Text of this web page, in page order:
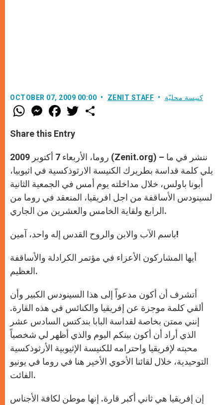
OCTOBER 07, 2009 00:00 ZENIT STAFF كنيسة محليّة
W
h
t
s
p
p
M
e
s
e
g
e
r
F
a
e
b
o
k
w
r
Share this Entry
روما، الأربعاء 7 أكتوبر 2009 (Zenit.org) – ننشر في ما
يلي كلمة قداسة بطريرك الكنيسة الارثوذكسية في اثيوبيا،
أبونا باولس، خلال مداخلته يوم أمس في الجمعية الثانية
لسينودس الأساقفة من اجل افريقيا، المنعقد في روما من
الرابع ولقاية الخامس والعشرين من الجاري.
باسم الآب والابن والروح القدس إله واحد، آمين!
أيها المشاركون الأعزاء في مؤتمر الكرادلة والأساقفة
العظيم.
أتشرف أن أكون مدعواً إلى هذا السينودس الكبير وأن
ألقي كلمة موجزة عن إفريقيا والكنائس في هذه القارة.
إنني ممتن بخاصة لقداسة البابا بندكتس السادس عشر
الذي أراد أن أكون بينكم اليوم والذي أظهر لي شخصياً
محبته لإفريقيا واحترامه للكنيسة الإثيوبية الأرثوذكسية
التوحيدية، خلال لقائنا الأخوي الأخير هنا في روما في يونيو
الفائت.
إن إفريقيا هي ثاني أكبر قارة. إنها موطن لكافة الأجناس